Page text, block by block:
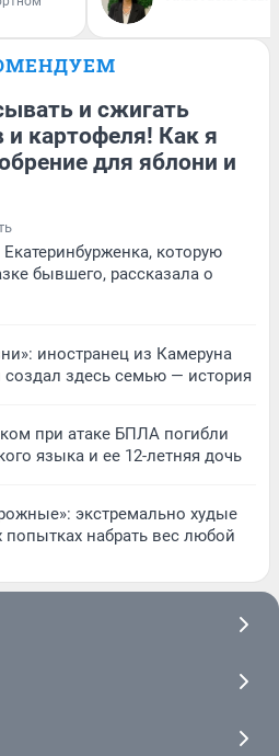
и сжигать
картофеля! Как я
для яблони и
которую
бывшего, рассказала о
иностранец из Камеруна
создал здесь семью — история
при атаке БПЛА погибли
языка и ее 12-летняя дочь
экстремально худые
набрать вес любой